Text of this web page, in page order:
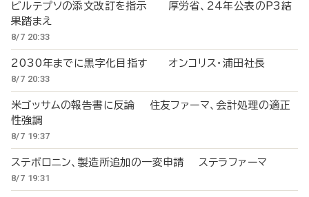
ビルテプソの添文改訂を指示 厚労省、24年公表のP3結
果踏まえ
8/7 20:33
2030年までに黒字化目指す オンコリス・浦田社長
8/7 20:33
米ゴッサムの報告書に反論 住友ファーマ、会計処理の適正
性強調
8/7 19:37
ステボロニン、製造所追加の一変申請 ステラファーマ
8/7 19:31